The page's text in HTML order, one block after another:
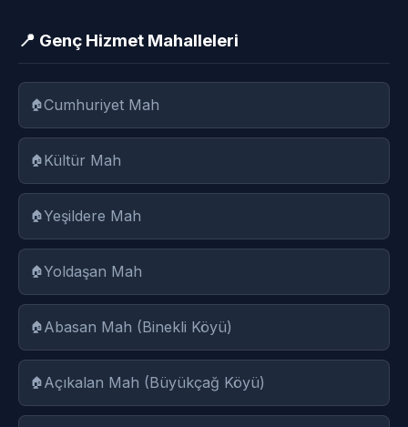
📍 Genç Hizmet Mahalleleri
Cumhuriyet Mah
Kültür Mah
Yeşildere Mah
Yoldaşan Mah
Abasan Mah (Binekli Köyü)
Açıkalan Mah (Büyükçağ Köyü)